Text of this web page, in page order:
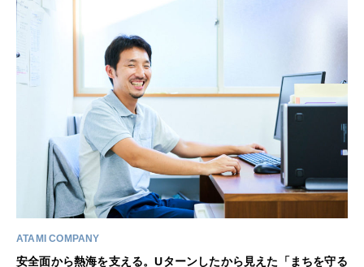
ATAMI COMPANY
安全面から熱海を支える。Uターンしたから見えた「まちを守る